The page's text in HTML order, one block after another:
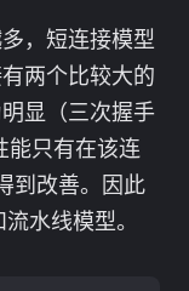
，短连接模型
两个比较大的
显（三次握手
能只有在该连
到改善。因此
水线模型。